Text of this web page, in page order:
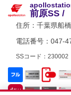
前原SS /
住所： 千葉県船
電話番号：047-
SSコード：230002